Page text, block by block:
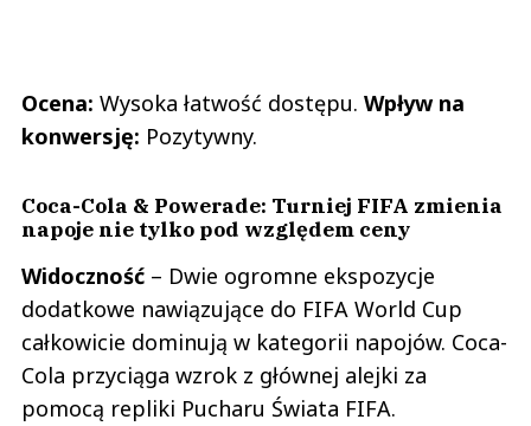
Ocena: Wysoka łatwość dostępu. Wpływ na
konwersję: Pozytywny.
Coca-Cola & Powerade: Turniej FIFA zmienia
napoje nie tylko pod względem ceny
Widoczność – Dwie ogromne ekspozycje
dodatkowe nawiązujące do FIFA World Cup
całkowicie dominują w kategorii napojów. Coca-
Cola przyciąga wzrok z głównej alejki za
pomocą repliki Pucharu Świata FIFA.